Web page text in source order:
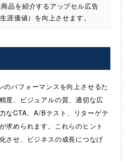
品を紹介するアップセル広告
涯価値）を向上させます。
パフォーマンスを向上させるた
度、ビジュアルの質、適切な広
なCTA、A/Bテスト、リターゲテ
求められます。これらのヒント
させ、ビジネスの成長につなげ